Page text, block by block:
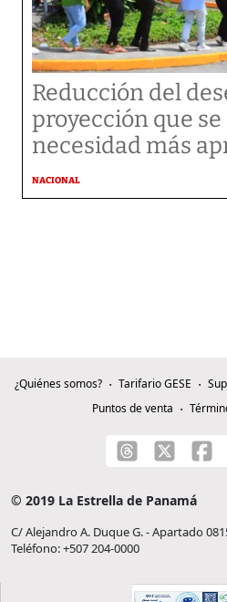
Reducción del
proyección que
necesidad más
NACIONAL
¿Quiénes somos? Tarifario GESE
Puntos de venta
© 2019 La Estrella de Panamá
C/ Alejandro A. Duque G. - Apartado
Teléfono: +507 204-0000